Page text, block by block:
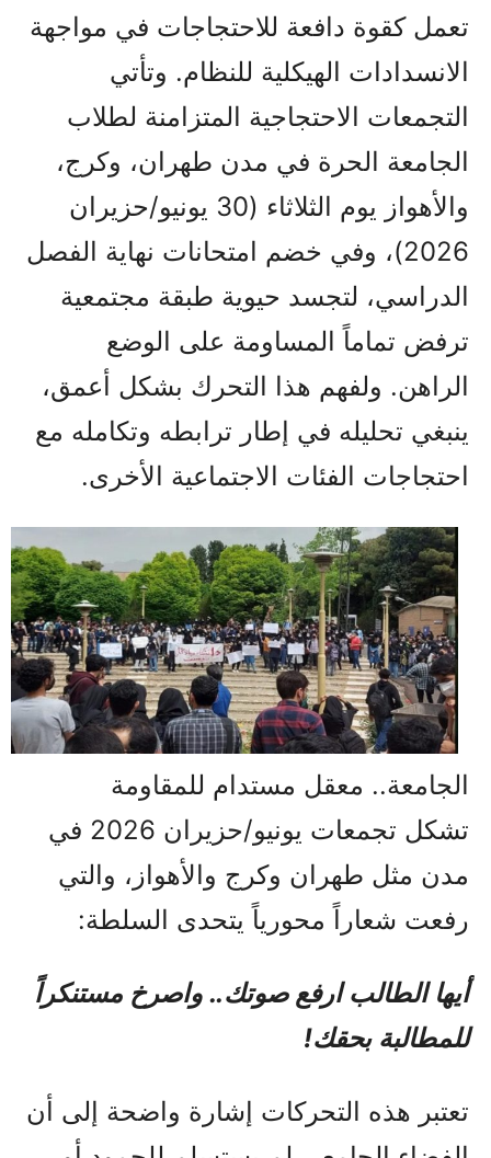
تعمل كقوة دافعة للاحتجاجات في مواجهة
الانسدادات الهيكلية للنظام. وتأتي
التجمعات الاحتجاجية المتزامنة لطلاب
الجامعة الحرة في مدن طهران، وكرج،
والأهواز يوم الثلاثاء (30 يونيو/حزيران
2026)، وفي خضم امتحانات نهاية الفصل
الدراسي، لتجسد حيوية طبقة مجتمعية
ترفض تماماً المساومة على الوضع
الراهن. ولفهم هذا التحرك بشكل أعمق،
ينبغي تحليله في إطار ترابطه وتكامله مع
احتجاجات الفئات الاجتماعية الأخرى.
الجامعة.. معقل مستدام للمقاومة
تشكل تجمعات يونيو/حزيران 2026 في
مدن مثل طهران وكرج والأهواز، والتي
رفعت شعاراً محورياً يتحدى السلطة:
أيها الطالب ارفع صوتك.. واصرخ مستنكراً
للمطالبة بحقك!
تعتبر هذه التحركات إشارة واضحة إلى أن